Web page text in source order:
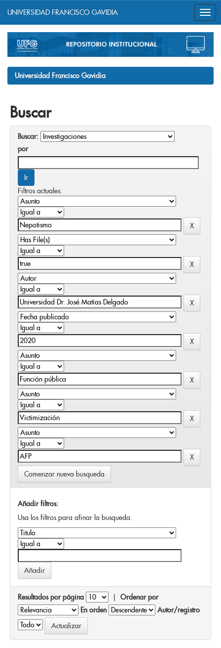
navigation
UNIVERSIDAD FRANCISCO GAVIDIA
Universidad Francisco Gavidia
Buscar
Buscar:
por
Filtros actuales:
Comenzar nueva busqueda
Añadir filtros:
Usa los filtros para afinar la busqueda.
Resultados por página | Ordenar por
En orden
Autor/registro